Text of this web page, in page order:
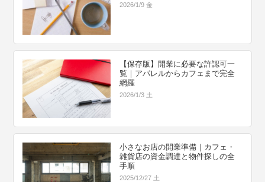
2026/1/9 金
【保存版】開業に必要な許認可一
覧｜アパレルからカフェまで完全
網羅
2026/1/3 土
小さなお店の開業準備｜カフェ・
雑貨店の資金調達と物件探しの全
手順
2025/12/27 土